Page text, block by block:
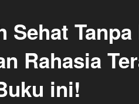
Rahasia
ini!